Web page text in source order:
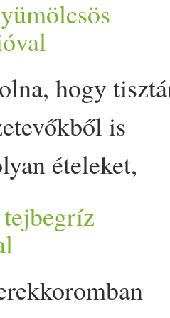
ismert
galette
appeared first
hogy
is
ételeket,
Ha nem,
remek